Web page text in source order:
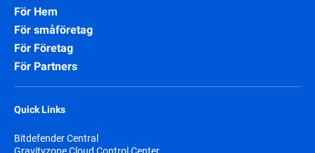
För Hem
För småföretag
För Företag
För Partners
Quick Links
Bitdefender Central
Gravityzone Cloud Control Center